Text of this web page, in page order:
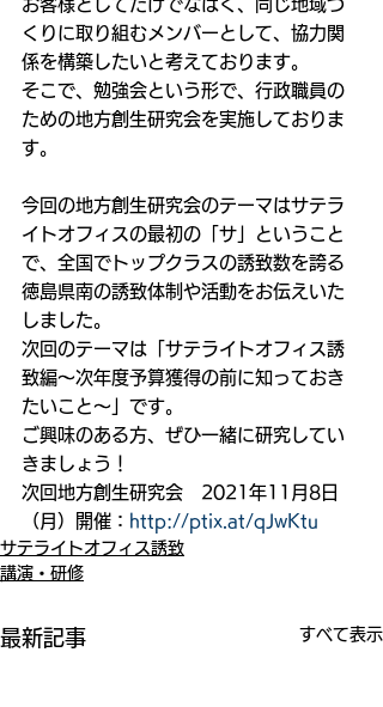
お客様としてだけでなはく、同じ地域づ
くりに取り組むメンバーとして、協力関
係を構築したいと考えております。
そこで、勉強会という形で、行政職員の
ための地方創生研究会を実施しておりま
す。
今回の地方創生研究会のテーマはサテラ
イトオフィスの最初の「サ」ということ
で、全国でトップクラスの誘致数を誇る
徳島県南の誘致体制や活動をお伝えいた
しました。
次回のテーマは「サテライトオフィス誘
致編〜次年度予算獲得の前に知っておき
たいこと〜」です。
ご興味のある方、ぜひ一緒に研究してい
きましょう！
次回地方創生研究会　2021年11月8日
（月）開催： http://ptix.at/qJwKtu
サテライトオフィス誘致
講演・研修
最新記事 すべて表示